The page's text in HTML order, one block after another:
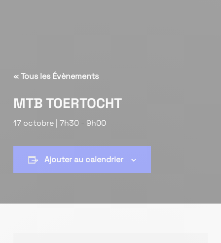
« Tous les Évènements
MTB TOERTOCHT
17 octobre | 7h30- 9h00
Ajouter au calendrier